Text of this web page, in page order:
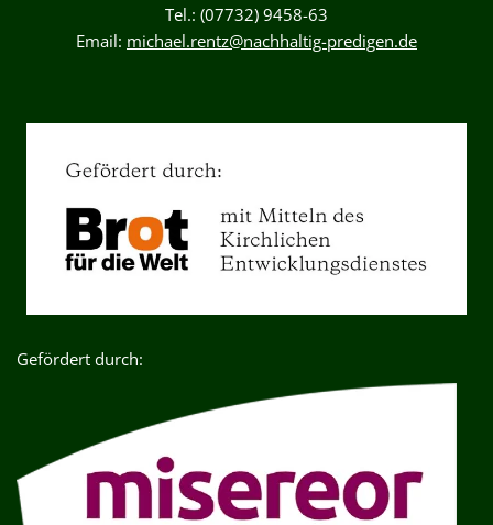
Tel.: (07732) 9458-63
Email: michael.rentz@nachhaltig-predigen.de
Gefördert durch: